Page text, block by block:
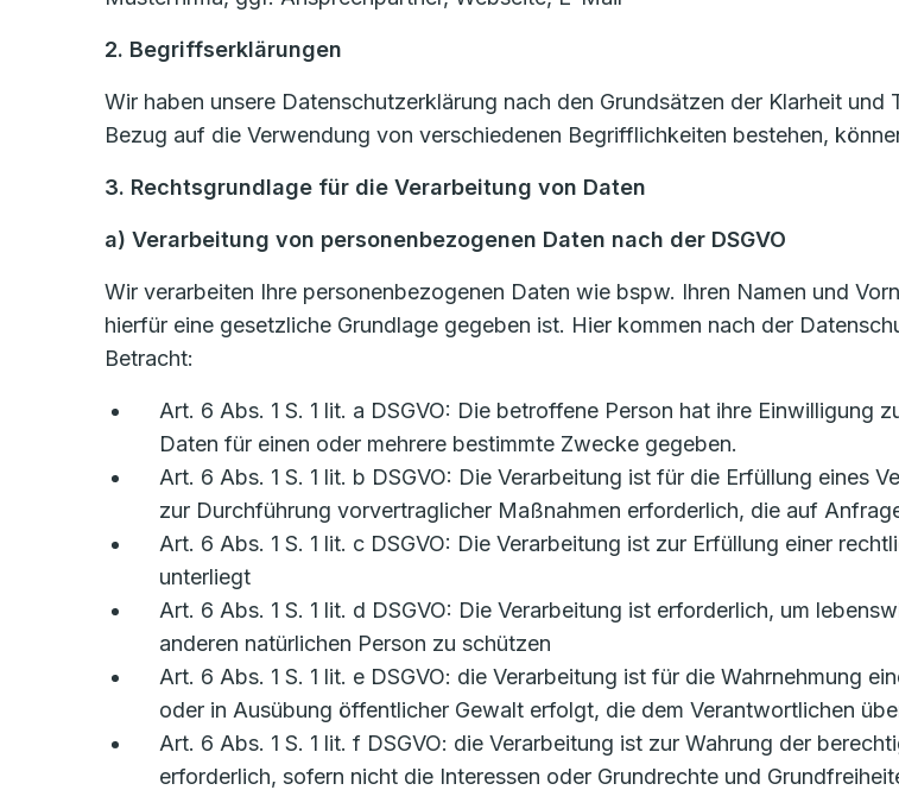
2. Begriffserklärungen
Wir haben unsere Datenschutzerklärung nach den Grundsätzen der Klarheit
Bezug auf die Verwendung von verschiedenen Begrifflichkeiten bestehen,
3. Rechtsgrundlage für die Verarbeitung von Daten
a) Verarbeitung von personenbezogenen Daten nach der DSGVO
Wir verarbeiten Ihre personenbezogenen Daten wie bspw. Ihren Namen und
hierfür eine gesetzliche Grundlage gegeben ist. Hier kommen nach der
Betracht:
Art. 6 Abs. 1 S. 1 lit. a DSGVO: Die betroffene Person hat ihre Einwilligung
Daten für einen oder mehrere bestimmte Zwecke gegeben.
Art. 6 Abs. 1 S. 1 lit. b DSGVO: Die Verarbeitung ist für die Erfüllung eines
zur Durchführung vorvertraglicher Maßnahmen erforderlich, die auf
Art. 6 Abs. 1 S. 1 lit. c DSGVO: Die Verarbeitung ist zur Erfüllung einer
unterliegt
Art. 6 Abs. 1 S. 1 lit. d DSGVO: Die Verarbeitung ist erforderlich, um
anderen natürlichen Person zu schützen
Art. 6 Abs. 1 S. 1 lit. e DSGVO: die Verarbeitung ist für die Wahrnehmung
oder in Ausübung öffentlicher Gewalt erfolgt, die dem Verantwortlichen
Art. 6 Abs. 1 S. 1 lit. f DSGVO: die Verarbeitung ist zur Wahrung der
erforderlich, sofern nicht die Interessen oder Grundrechte und